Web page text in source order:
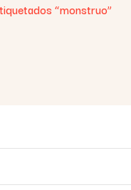
“monstruo”